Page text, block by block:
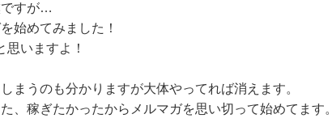
ですが…
始めてみました！
思いますよ！
まうのも分かりますが大体やってれば消えます。
、稼ぎたかったからメルマガを思い切って始めてます。